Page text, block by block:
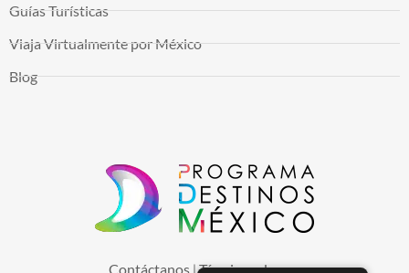
Guías Turísticas
Viaja Virtualmente por México
Blog
Contáctanos Términos de uso